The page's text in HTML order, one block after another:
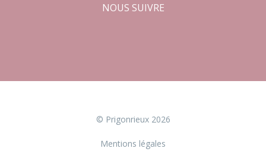
NOUS SUIVRE
© Prigonrieux 2026
Mentions légales